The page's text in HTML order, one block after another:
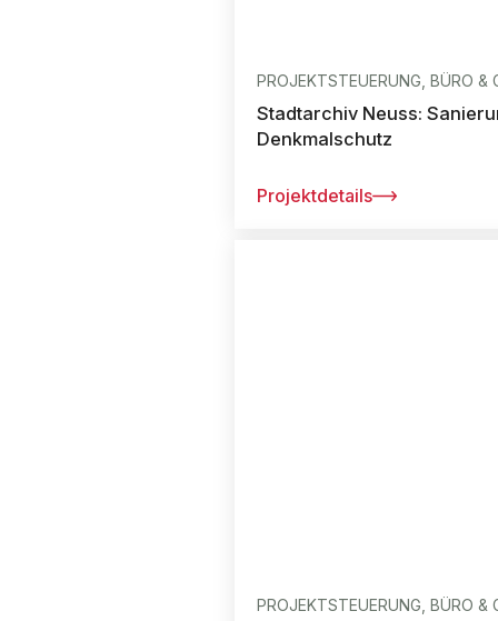
PROJEKTSTEUERUNG, BÜRO &
Stadtarchiv Neuss:
Denkmalschutz
Projektdetails
PROJEKTSTEUERUNG, BÜRO &